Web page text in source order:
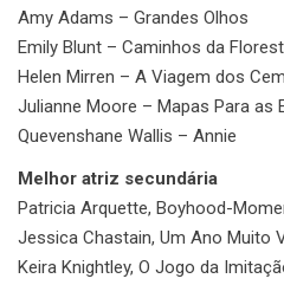
Amy Adams – Grandes Olhos
Emily Blunt – Caminhos da
Helen Mirren – A Viagem dos
Julianne Moore – Mapas Para as
Quevenshane Wallis – Annie
Melhor atriz secundária
Patricia Arquette, Boyhood-
Jessica Chastain, Um Ano Muito
Keira Knightley, O Jogo da